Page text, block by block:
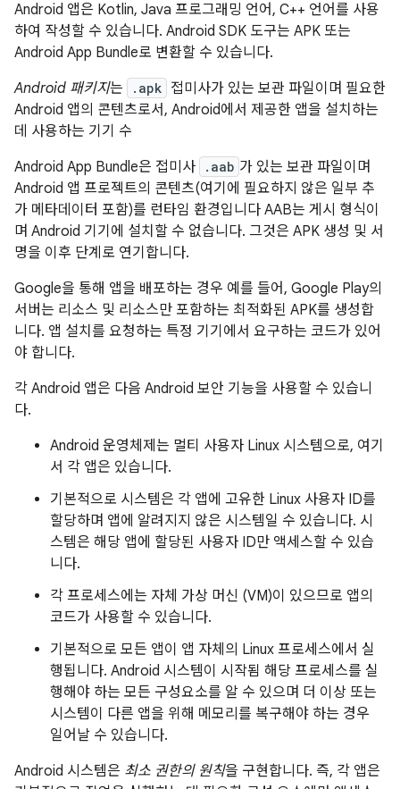
Android 앱은 Kotlin, Java 프로그래밍 언어, C++ 언어를 사용
하여 작성할 수 있습니다. Android SDK 도구는 APK 또는
Android App Bundle로 변환할 수 있습니다.
Android 패키지는 .apk 접미사가 있는 보관 파일이며 필요한
Android 앱의 콘텐츠로서, Android에서 제공한 앱을 설치하는
데 사용하는 기기 수
Android App Bundle은 접미사
.aab 가 있는 보관 파일이며
Android 앱 프로젝트의 콘텐츠(여기에 필요하지 않은 일부 추
가 메타데이터 포함)를 런타임 환경입니다 AAB는 게시 형식이
며 Android 기기에 설치할 수 없습니다. 그것은 APK 생성 및 서
명을 이후 단계로 연기합니다.
Google을 통해 앱을 배포하는 경우 예를 들어, Google Play의
서버는 리소스 및 리소스만 포함하는 최적화된 APK를 생성합
니다. 앱 설치를 요청하는 특정 기기에서 요구하는 코드가 있어
야 합니다.
각 Android 앱은 다음 Android 보안 기능을 사용할 수 있습니
다.
Android 운영체제는 멀티 사용자 Linux 시스템으로, 여기
서 각 앱은 있습니다.
기본적으로 시스템은 각 앱에 고유한 Linux 사용자 ID를
할당하며 앱에 알려지지 않은 시스템일 수 있습니다. 시
스템은 해당 앱에 할당된 사용자 ID만 액세스할 수 있습
니다.
각 프로세스에는 자체 가상 머신 (VM)이 있으므로 앱의
코드가 사용할 수 있습니다.
기본적으로 모든 앱이 앱 자체의 Linux 프로세스에서 실
행됩니다. Android 시스템이 시작됨 해당 프로세스를 실
행해야 하는 모든 구성요소를 알 수 있으며 더 이상 또는
시스템이 다른 앱을 위해 메모리를 복구해야 하는 경우
일어날 수 있습니다.
Android 시스템은 최소 권한의 원칙을 구현합니다. 즉, 각 앱은